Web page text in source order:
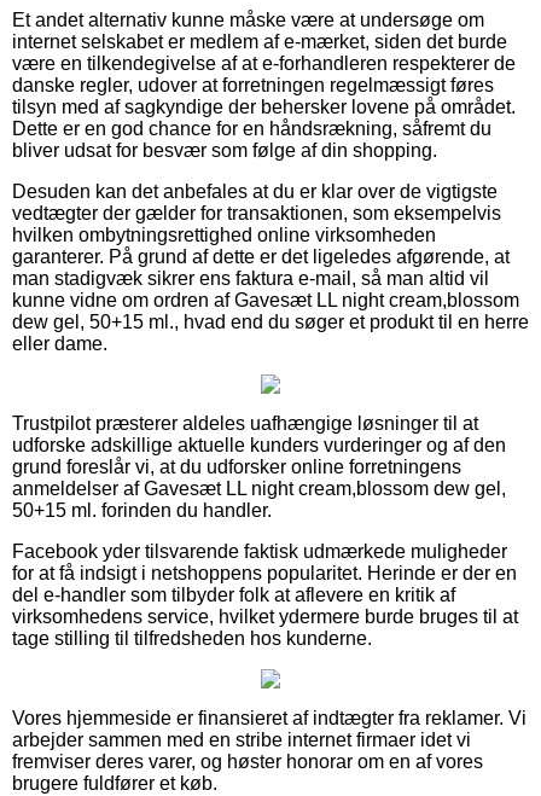
Et andet alternativ kunne måske være at undersøge om
internet selskabet er medlem af e-mærket, siden det burde
være en tilkendegivelse af at e-forhandleren respekterer de
danske regler, udover at forretningen regelmæssigt føres
tilsyn med af sagkyndige der behersker lovene på området.
Dette er en god chance for en håndsrækning, såfremt du
bliver udsat for besvær som følge af din shopping.
Desuden kan det anbefales at du er klar over de vigtigste
vedtægter der gælder for transaktionen, som eksempelvis
hvilken ombytningsrettighed online virksomheden
garanterer. På grund af dette er det ligeledes afgørende, at
man stadigvæk sikrer ens faktura e-mail, så man altid vil
kunne vidne om ordren af Gavesæt LL night cream,blossom
dew gel, 50+15 ml., hvad end du søger et produkt til en herre
eller dame.
Trustpilot præsterer aldeles uafhængige løsninger til at
udforske adskillige aktuelle kunders vurderinger og af den
grund foreslår vi, at du udforsker online forretningens
anmeldelser af Gavesæt LL night cream,blossom dew gel,
50+15 ml. forinden du handler.
Facebook yder tilsvarende faktisk udmærkede muligheder
for at få indsigt i netshoppens popularitet. Herinde er der en
del e-handler som tilbyder folk at aflevere en kritik af
virksomhedens service, hvilket ydermere burde bruges til at
tage stilling til tilfredsheden hos kunderne.
Vores hjemmeside er finansieret af indtægter fra reklamer. Vi
arbejder sammen med en stribe internet firmaer idet vi
fremviser deres varer, og høster honorar om en af vores
brugere fuldfører et køb.